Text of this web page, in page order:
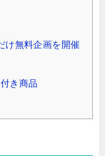
無料企画を開催
き商品